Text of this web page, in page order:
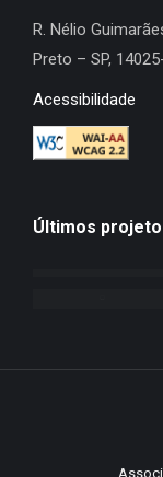
R. Nélio
Preto – SP,
Acessibilidade
Últimos